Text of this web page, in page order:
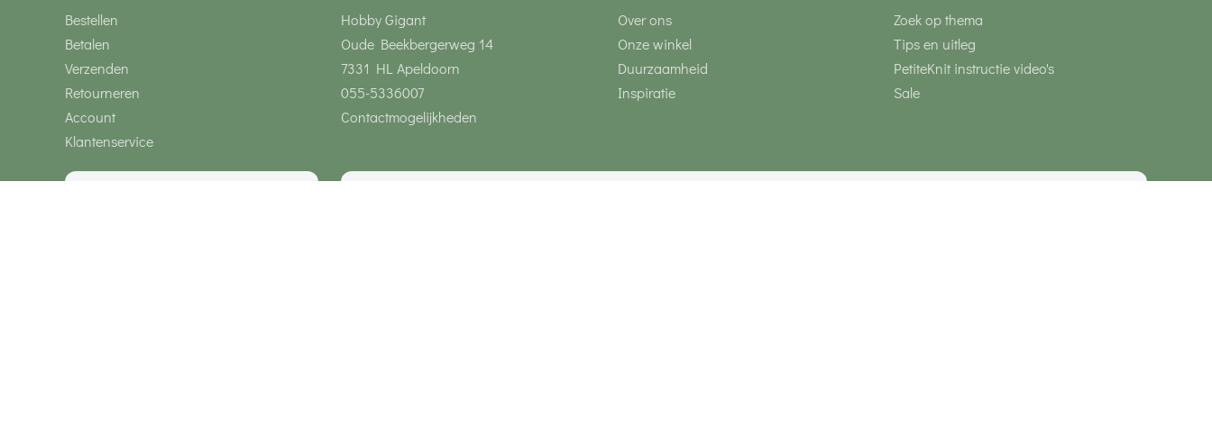
Bestellen
Betalen
Verzenden
Retourneren
Account
Klantenservice
Hobby Gigant
Oude Beekbergerweg 14
7331 HL Apeldoorn
055-5336007
Contactmogelijkheden
Over ons
Onze winkel
Duurzaamheid
Inspiratie
Zoek op thema
Tips en uitleg
PetiteKnit instructie video's
Sale